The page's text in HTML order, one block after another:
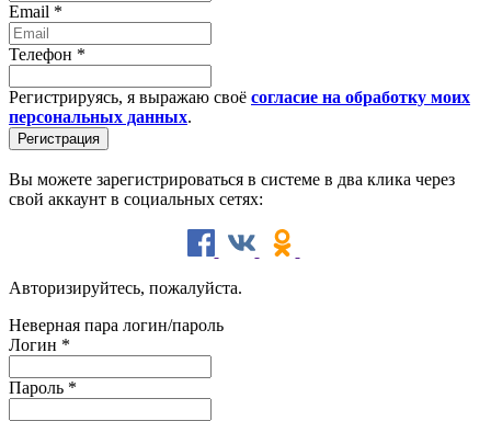
Email *
Телефон *
Регистрируясь, я выражаю своё согласие на обработку моих
персональных данных.
Вы можете зарегистрироваться в системе в два клика через
свой аккаунт в социальных сетях:
Авторизируйтесь, пожалуйста.
Неверная пара логин/пароль
Логин *
Пароль *